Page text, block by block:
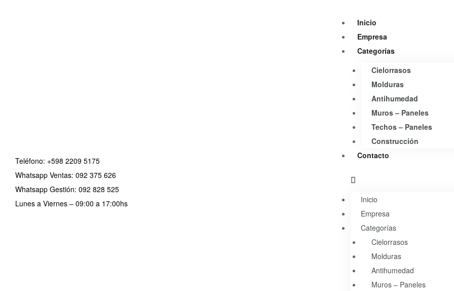
Teléfono: +598 2209 5175
Whatsapp Ventas: 092 375 626
Whatsapp Gestión: 092 828 525
Lunes a Viernes – 09:00 a 17:00hs
Inicio
Empresa
Categorías
Cielorrasos
Molduras
Antihumedad
Muros – Paneles
Techos – Paneles
Construcción
Contacto
Inicio
Empresa
Categorías
Cielorrasos
Molduras
Antihumedad
Muros – Paneles